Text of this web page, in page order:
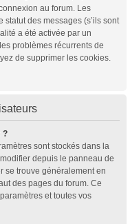
au forum. Les
statut des messages (s’ils sont
a été activée par un
problèmes récurrents de
de supprimer les cookies.
?
sont stockés dans la
depuis le panneau de
se trouve généralement en
des pages du forum. Ce
et toutes vos